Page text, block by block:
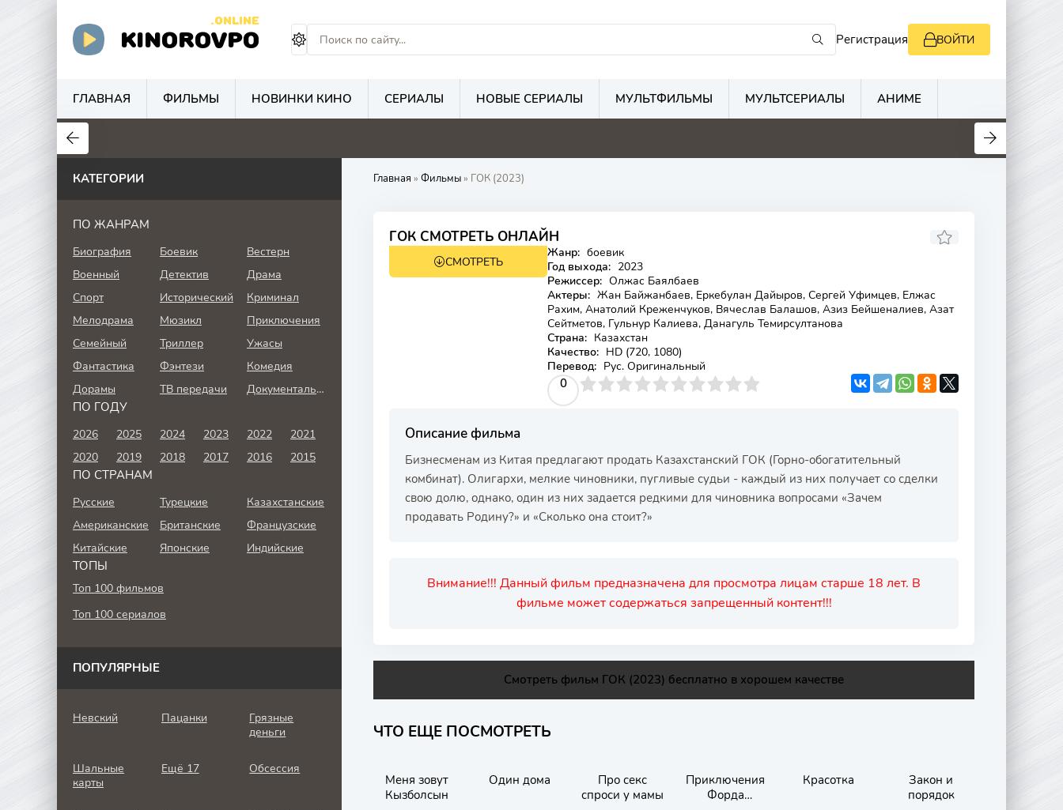
KINOROVPO
.ONLINE
Регистрация ВОЙТИ
ГЛАВНАЯ ФИЛЬМЫ НОВИНКИ КИНО СЕРИАЛЫ НОВЫЕ СЕРИАЛЫ МУЛЬТФИЛЬМЫ МУЛЬТСЕРИАЛЫ АНИМЕ
Главная » Фильмы» ГОК (2023)
ГОК СМОТРЕТЬ ОНЛАЙН
7.1
СМОТРЕТЬ
Жанр: боевик
Год выхода: 2023
Режиссер: Олжас Баялбаев
Актеры: Жан Байжанбаев, Еркебулан Дайыров, Сергей Уфимцев, Елжас
Рахим, Анатолий Креженчуков, Вячеслав Балашов, Азиз Бейшеналиев, Азат
Сейтметов, Гульнур Калиева, Данагуль Темирсултанова
Страна: Казахстан
Качество: HD (720, 1080)
Перевод: Рус. Оригинальный
0
4 5 6 7 8 9 10
Описание фильма
Бизнесменам из Китая предлагают продать Казахстанский ГОК (Горно-обогатительный
комбинат). Олигархи, мелкие чиновники, пугливые судьи - каждый из них получает со сделки
свою долю, однако, один из них задается редкими для чиновника вопросами «Зачем
продавать Родину?» и «Сколько она стоит?»
Внимание!!! Данный фильм предназначена для просмотра лицам старше 18 лет. В
фильме может содержаться запрещенный контент!!!
Смотреть фильм ГОК (2023) бесплатно в хорошем качестве
ЧТО ЕЩЕ ПОСМОТРЕТЬ
Меня зовут
Кызболсын
Один дома
Про секс
спроси у мамы
Приключения
Форда
Красотка
Закон и
порядок
КАТЕГОРИИ
ПО ЖАНРАМ
Биография Боевик
Вестерн
Военный
Детектив
Драма
Спорт
Исторический
Криминал
Мелодрама
Мюзикл
Приключения
Семейный
Триллер
Ужасы
Фантастика
Фэнтези
Комедия
Дорамы
ТВ передачи Документальный
ПО ГОДУ
2026 2025 2024 2023 2022
2021
2020
2019 2018 2017 2016 2015
ПО СТРАНАМ
Русские Турецкие
Казахстанские
Американские
Британские
Французские
Китайские
Японские Индийские
ТОПЫ
Топ 100 фильмов
Топ 100 сериалов
ПОПУЛЯРНЫЕ
Невский Пацанки
Грязные
деньги
Шальные
карты
Ещё 17 Обсессия